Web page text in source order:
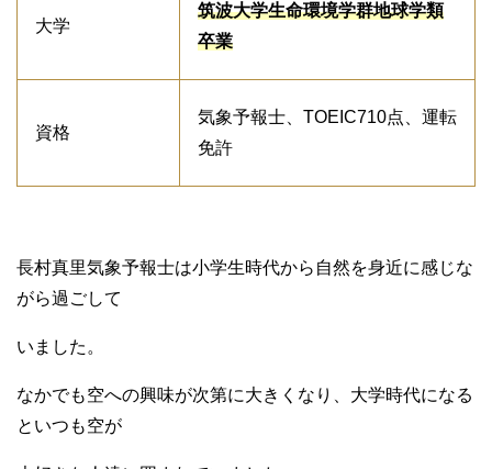
大学
筑波大学生命環境学群地球学類
卒業
資格
気象予報士、TOEIC710点、運転
免許
長村真里気象予報士は小学生時代から自然を身近に感じな
がら過ごして
いました。
なかでも空への興味が次第に大きくなり、大学時代になる
といつも空が